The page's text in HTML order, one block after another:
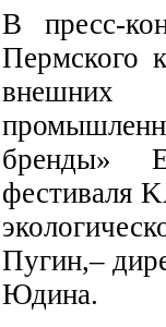
В пресс-
Пермского
внешних
бренды»
фестиваля
Пугин,–
Юдина.